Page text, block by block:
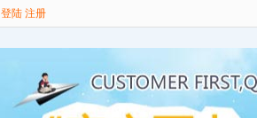
登陆 注册